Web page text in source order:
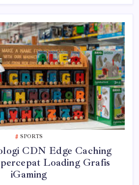
SPORTS
CDN Edge Caching
Loading Grafis
iGaming